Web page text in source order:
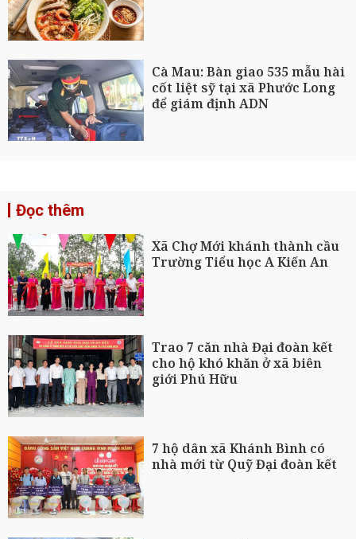
Cà Mau: Bàn giao 535 mẫu hài
cốt liệt sỹ tại xã Phước Long
để giám định ADN
Đọc thêm
Xã Chợ Mới khánh thành cầu
Trường Tiểu học A Kiến An
Trao 7 căn nhà Đại đoàn kết
cho hộ khó khăn ở xã biên
giới Phú Hữu
7 hộ dân xã Khánh Bình có
nhà mới từ Quỹ Đại đoàn kết